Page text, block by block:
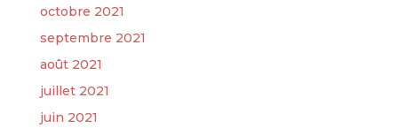
octobre 2021
septembre 2021
août 2021
juillet 2021
juin 2021